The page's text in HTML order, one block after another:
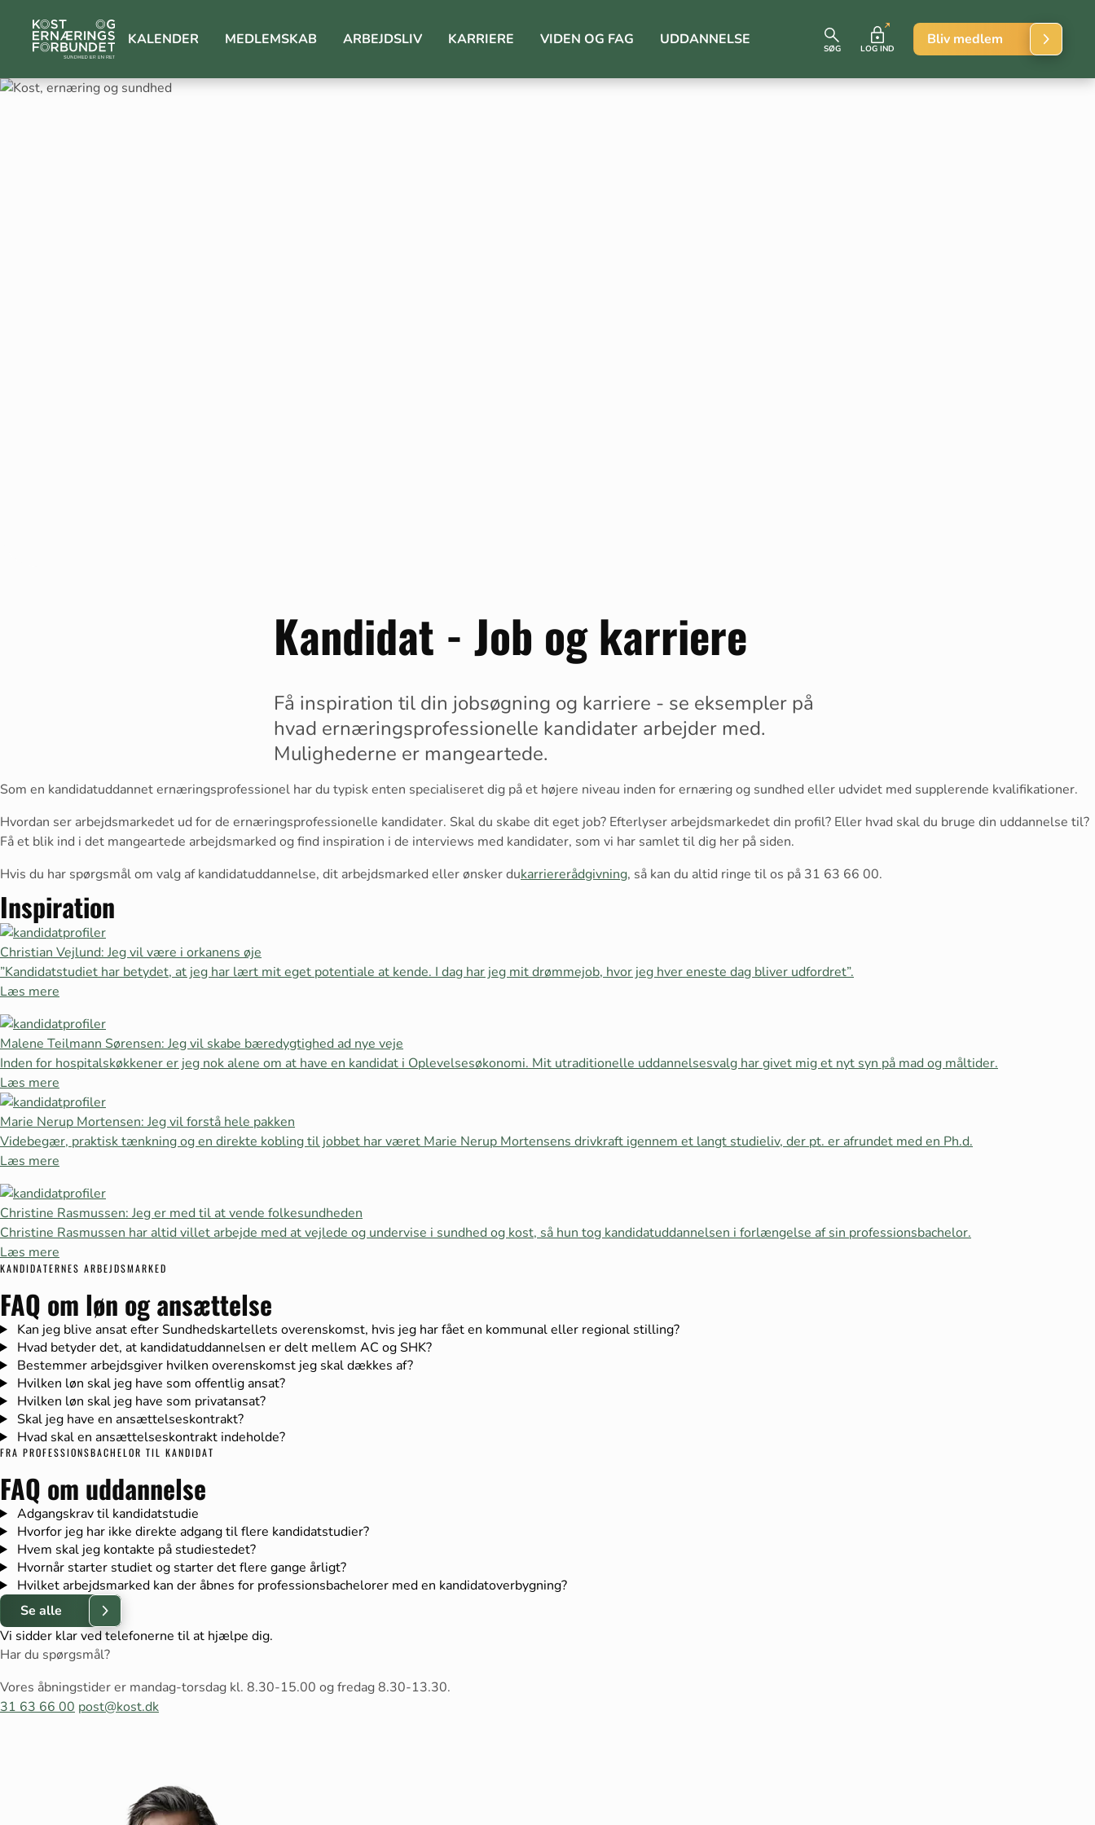
KALENDER MEDLEMSKAB ARBEJDSLIV KARRIERE VIDEN OG FAG UDDANNELSE
SØG LOG IND
Bliv medlem
Kandidat - Job og karriere
Få inspiration til din jobsøgning og karriere - se eksempler på
hvad ernæringsprofessionelle kandidater arbejder med.
Mulighederne er mangeartede.
Som en kandidatuddannet ernæringsprofessionel har du typisk enten specialiseret dig på et højere niveau inden for ernæring og sundhed eller udvidet med supplerende kvalifikationer.
Hvordan ser arbejdsmarkedet ud for de ernæringsprofessionelle kandidater. Skal du skabe dit eget job? Efterlyser arbejdsmarkedet din profil? Eller hvad skal du bruge din uddannelse til?
Få et blik ind i det mangeartede arbejdsmarked og find inspiration i de interviews med kandidater, som vi har samlet til dig her på siden.
Hvis du har spørgsmål om valg af kandidatuddannelse, dit arbejdsmarked eller ønsker dukarriererådgivning, så kan du altid ringe til os på 31 63 66 00.
Inspiration
Christian Vejlund: Jeg vil være i orkanens øje
”Kandidatstudiet har betydet, at jeg har lært mit eget potentiale at kende. I dag har jeg mit drømmejob, hvor jeg hver eneste dag bliver udfordret”.
Læs mere
Malene Teilmann Sørensen: Jeg vil skabe bæredygtighed ad nye veje
Inden for hospitalskøkkener er jeg nok alene om at have en kandidat i Oplevelsesøkonomi. Mit utraditionelle uddannelsesvalg har givet mig et nyt syn på mad og måltider.
Læs mere
Marie Nerup Mortensen: Jeg vil forstå hele pakken
Videbegær, praktisk tænkning og en direkte kobling til jobbet har været Marie Nerup Mortensens drivkraft igennem et langt studieliv, der pt. er afrundet med en Ph.d.
Læs mere
Christine Rasmussen: Jeg er med til at vende folkesundheden
Christine Rasmussen har altid villet arbejde med at vejlede og undervise i sundhed og kost, så hun tog kandidatuddannelsen i forlængelse af sin professionsbachelor.
Læs mere
KANDIDATERNES ARBEJDSMARKED
FAQ om løn og ansættelse
Kan jeg blive ansat efter Sundhedskartellets overenskomst, hvis jeg har fået en kommunal eller regional stilling?
Hvad betyder det, at kandidatuddannelsen er delt mellem AC og SHK?
Bestemmer arbejdsgiver hvilken overenskomst jeg skal dækkes af?
Hvilken løn skal jeg have som offentlig ansat?
Hvilken løn skal jeg have som privatansat?
Skal jeg have en ansættelseskontrakt?
Hvad skal en ansættelseskontrakt indeholde?
FRA PROFESSIONSBACHELOR TIL KANDIDAT
FAQ om uddannelse
Adgangskrav til kandidatstudie
Hvorfor jeg har ikke direkte adgang til flere kandidatstudier?
Hvem skal jeg kontakte på studiestedet?
Hvornår starter studiet og starter det flere gange årligt?
Hvilket arbejdsmarked kan der åbnes for professionsbachelorer med en kandidatoverbygning?
Se alle
Vi sidder klar ved telefonerne til at hjælpe dig.
Har du spørgsmål?
Vores åbningstider er mandag-torsdag kl. 8.30-15.00 og fredag 8.30-13.30.
31 63 66 00 post@kost.dk